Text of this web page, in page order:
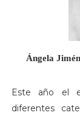
Ángela
Este año el
diferentes